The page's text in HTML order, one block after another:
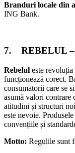
Branduri locale din
ING Bank.
7. REBELUL –
Rebelul este
funcționează corect.
consumatorii care se
asumă valori contrare
atitudini și structuri
este nevoie.
convențiile și
Motto: Regulile sunt